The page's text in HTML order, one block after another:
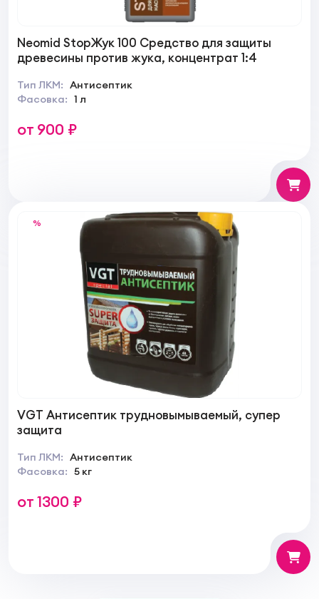
Neomid StopЖук 100 Средство для защиты
древесины против жука, концентрат 1:4
Тип ЛКМ: Антисептик
Фасовка: 1 л
от 900 ₽
%
VGT Антисептик трудновымываемый, супер
защита
Тип ЛКМ: Антисептик
Фасовка: 5 кг
от 1300 ₽